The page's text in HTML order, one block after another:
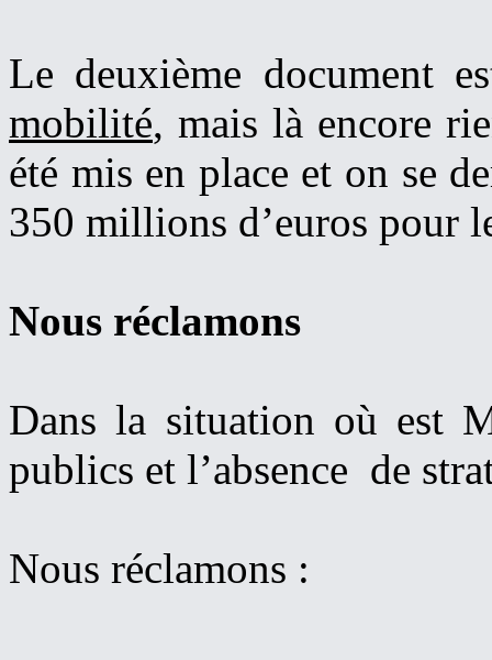
Le deuxième document
mobilité, mais là encore
été mis en place et on se
350 millions d’euros pour
Nous réclamons
Dans la situation où est
publics et l’absence de
Nous réclamons :